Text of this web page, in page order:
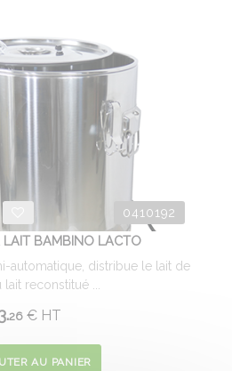
0410192
LAIT BAMBINO LACTO
automatique, distribue le lait de
reconstitué ...
26 € HT
AU PANIER